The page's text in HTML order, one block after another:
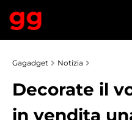
Gagadget Notizia
Decorate il
in vendita